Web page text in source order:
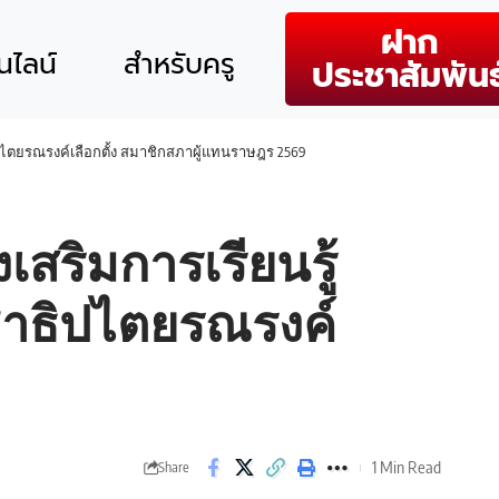
ลน์ สำหรับครู ฝาก
ประชาสัมพัน
ตยรณรงค์เลือกตั้ง สมาชิกสภาผู้แทนราษฎร 2569
ริมการเรียนรู้
ธิปไตยรณรงค์
Share 1 Min Read